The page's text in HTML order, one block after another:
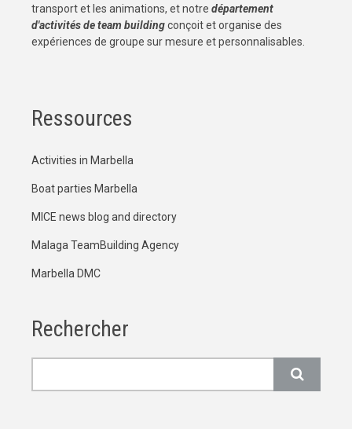
transport et les animations, et notre département
d'activités de team buildingconçoit et organise des
expériences de groupe sur mesure et personnalisables.
Ressources
Activities in Marbella
Boat parties Marbella
MICE news blog and directory
Malaga TeamBuilding Agency
Marbella DMC
Rechercher